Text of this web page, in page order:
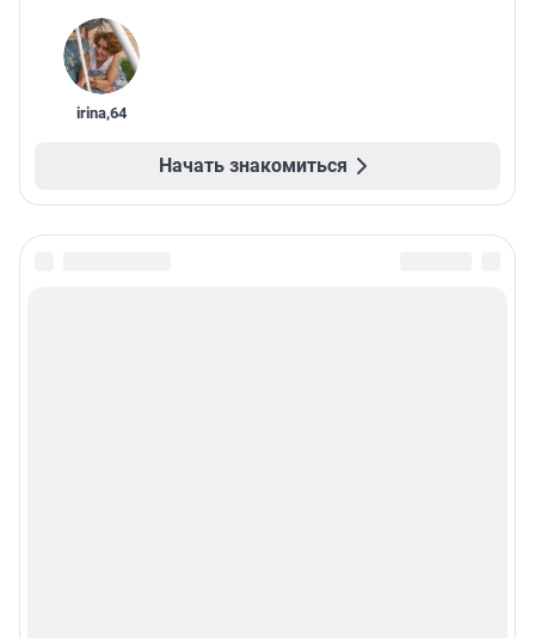
irina,64
Начать знакомиться